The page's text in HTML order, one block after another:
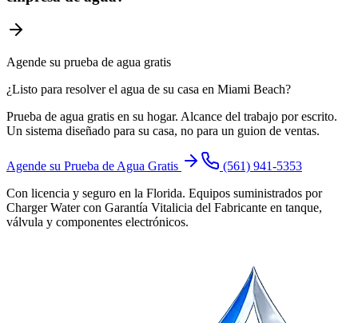
Agende su prueba de agua gratis
¿Listo para resolver el agua de su casa en Miami Beach?
Prueba de agua gratis en su hogar. Alcance del trabajo por escrito.
Un sistema diseñado para su casa, no para un guion de ventas.
Agende su Prueba de Agua Gratis
(561) 941-5353
Con licencia y seguro en la Florida. Equipos suministrados por
Charger Water con Garantía Vitalicia del Fabricante en tanque,
válvula y componentes electrónicos.